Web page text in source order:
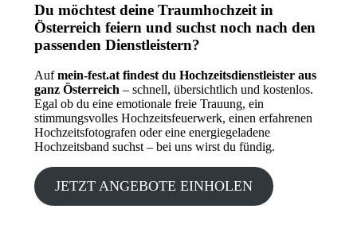
Du möchtest deine Traumhochzeit in
Österreich feiern und suchst noch nach den
passenden Dienstleistern?
Aufmein-fest.at findest du Hochzeitsdienstleister aus
ganz Österreich– schnell, übersichtlich und kostenlos.
Egal ob du eine emotionale freie Trauung, ein
stimmungsvolles Hochzeitsfeuerwerk, einen erfahrenen
Hochzeitsfotografen oder eine energiegeladene
Hochzeitsband suchst – bei uns wirst du fündig.
JETZT ANGEBOTE EINHOLEN